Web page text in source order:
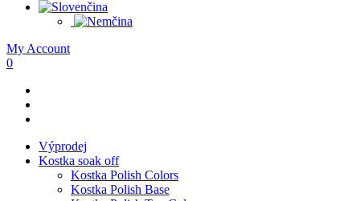
My Account
0
Výprodej
Kostka soak off
Kostka Polish Colors
Kostka Polish Base